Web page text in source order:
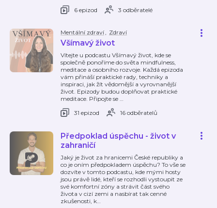
6 epizod
3 odběratelé
Mentální zdraví, Zdraví
Všímavý život
Vítejte u podcastu Všímavý život, kde se
společně ponoříme do světa mindfulness,
meditace a osobního rozvoje. Každá epizoda
vám přináší praktické rady, techniky a
inspiraci, jak žít vědomější a vyrovnanější
život. Epizody budou doplňovat praktické
meditace. Připojte se …
31 epizod
16 odběratelů
Předpoklad úspěchu - život v
zahraničí
Jaký je život za hranicemi České republiky a
co je oním předpokladem úspěchu? To vše se
dozvíte v tomto podcastu, kde mými hosty
jsou právě lidé, kteří se rozhodli vystoupit ze
své komfortní zóny a strávit část svého
života v cizí zemi a nasbírat tak cenné
zkušenosti, k…